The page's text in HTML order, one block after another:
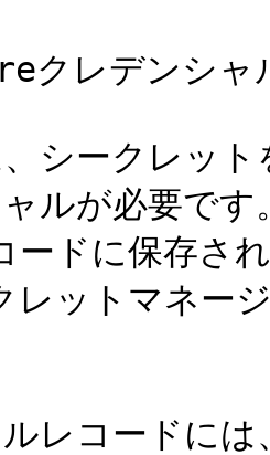
レデンシャ
シークレッ
ルが必要で
ードに保存さ
レットマネー
レコードに